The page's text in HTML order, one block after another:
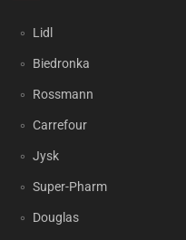
Lidl
Biedronka
Rossmann
Carrefour
Jysk
Super-Pharm
Douglas